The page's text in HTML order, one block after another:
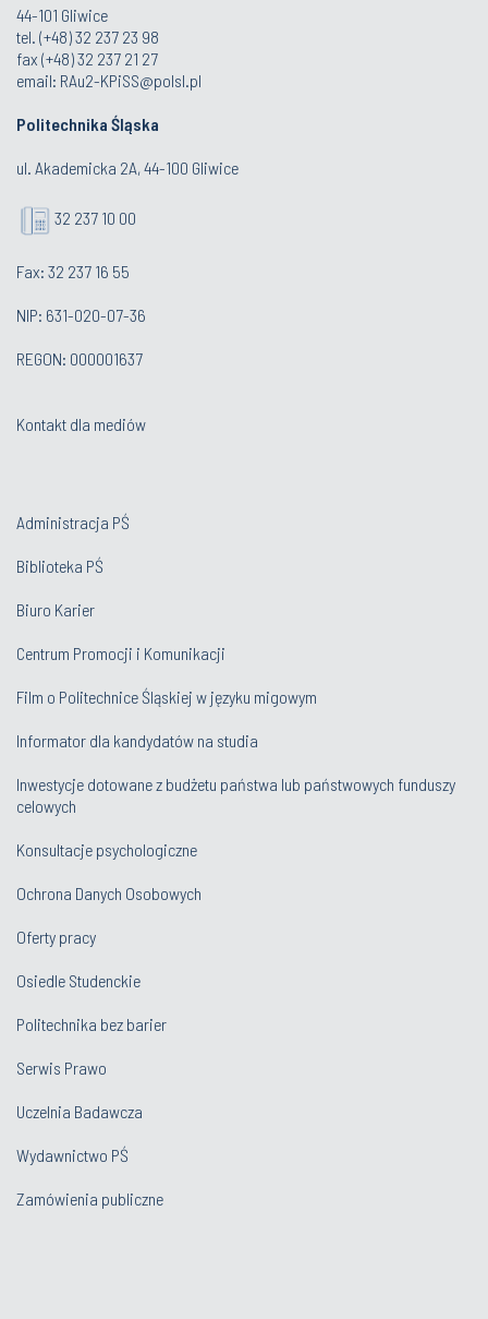
44-101 Gliwice
tel. (+48) 32 237 23 98
fax (+48) 32 237 21 27
email: RAu2-KPiSS@polsl.pl
Politechnika Śląska
ul. Akademicka 2A, 44-100 Gliwice
32 237 10 00
Fax: 32 237 16 55
NIP: 631-020-07-36
REGON: 000001637
Kontakt dla mediów
Administracja PŚ
Biblioteka PŚ
Biuro Karier
Centrum Promocji i Komunikacji
Film o Politechnice Śląskiej w języku migowym
Informator dla kandydatów na studia
Inwestycje dotowane z budżetu państwa lub państwowych funduszy
celowych
Konsultacje psychologiczne
Ochrona Danych Osobowych
Oferty pracy
Osiedle Studenckie
Politechnika bez barier
Serwis Prawo
Uczelnia Badawcza
Wydawnictwo PŚ
Zamówienia publiczne